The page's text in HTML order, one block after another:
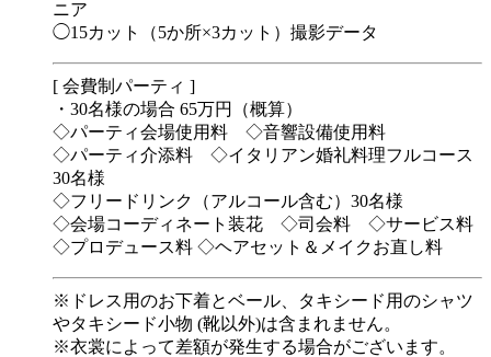
ニア
◯15カット（5か所×3カット）撮影データ
[ 会費制パーティ ]
・30名様の場合 65万円（概算）
◇パーティ会場使用料 ◇音響設備使用料
◇パーティ介添料 ◇イタリアン婚礼料理フルコース
30名様
◇フリードリンク（アルコール含む）30名様
◇会場コーディネート装花 ◇司会料 ◇サービス料
◇プロデュース料 ◇ヘアセット＆メイクお直し料
※ドレス用のお下着とベール、タキシード用のシャツ
やタキシード小物 (靴以外)は含まれません。
※衣裳によって差額が発生する場合がございます。